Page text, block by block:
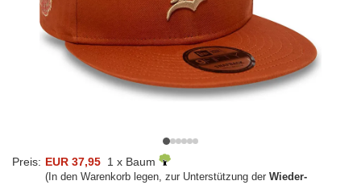
Preis: EUR 37,95 1 x Baum
(In den Warenkorb legen, zur Unterstützung der Wieder-